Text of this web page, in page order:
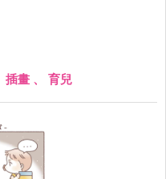
插畫 、 育兒